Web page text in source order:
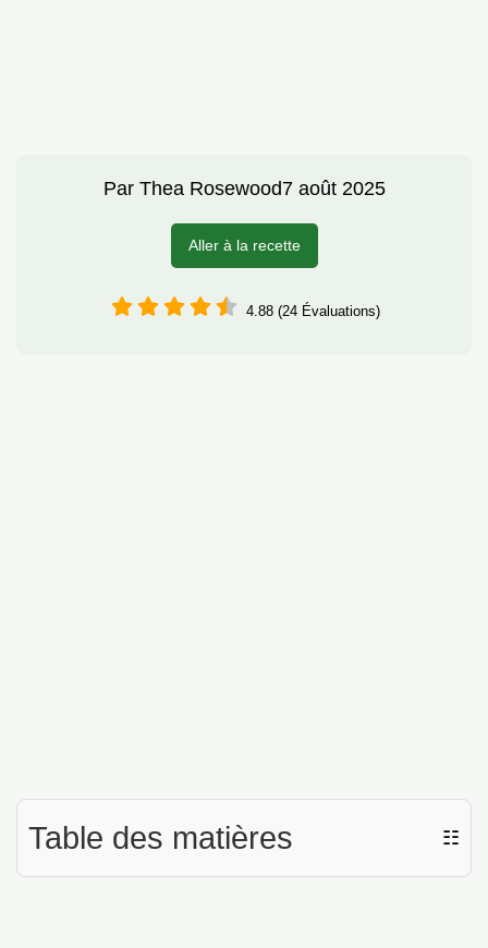
Par Thea Rosewood7 août 2025
Aller à la recette
4.88 (24 Évaluations)
Table des matières ☷